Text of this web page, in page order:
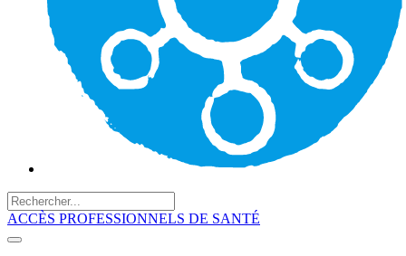
ACCÈS PROFESSIONNELS DE SANTÉ